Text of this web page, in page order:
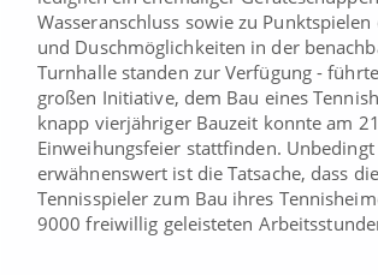
Wasseranschluss sowie zu
und Duschmöglichkeiten in der
Turnhalle standen zur Verfügung -
großen Initiative, dem Bau eines
knapp vierjähriger Bauzeit konnte am
Einweihungsfeier stattfinden. Unbedingt
erwähnenswert ist die Tatsache, dass
Tennisspieler zum Bau ihres
9000 freiwillig geleisteten